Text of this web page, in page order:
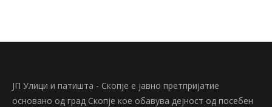
ЈП Улици и патишта - Скопје е јавно претпријатие
основано од град Скопје кое обавува дејност од посебен